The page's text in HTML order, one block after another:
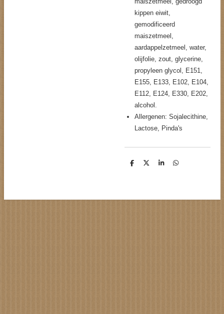
kippen eiwit,
gemodificeerd
maiszetmeel,
aardappelzetmeel, water,
olijfolie, zout, glycerine,
propyleen glycol, E151,
E155, E133, E102, E104,
E112, E124, E330, E202,
alcohol.
Allergenen: Sojalecithine,
Lactose, Pinda's
D
D
S
D